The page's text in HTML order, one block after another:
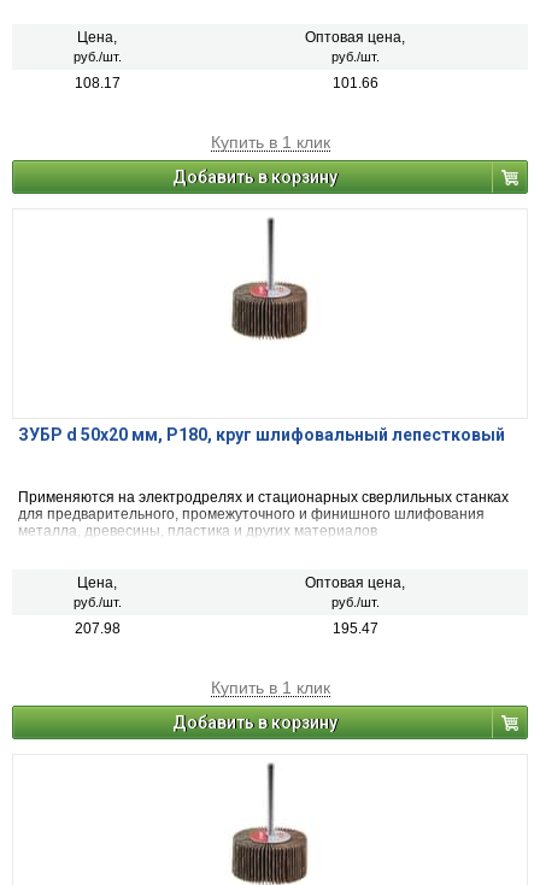
Цена,
руб./шт.
Оптовая цена,
руб./шт.
108.17 101.66
Купить в 1 клик
Добавить в корзину
ЗУБР d 50x20 мм, P180, круг шлифовальный лепестковый
Применяются на электродрелях и стационарных сверлильных станках
для предварительного, промежуточного и финишного шлифования
металла, древесины, пластика и других материалов
Цена,
руб./шт.
Оптовая цена,
руб./шт.
207.98 195.47
Купить в 1 клик
Добавить в корзину